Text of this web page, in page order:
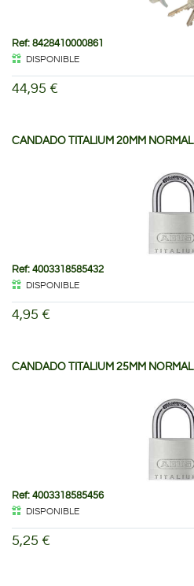
Ref: 8428410000861
DISPONIBLE
44,95 €
CANDADO TITALIUM 20MM NORMAL
Ref: 4003318585432
DISPONIBLE
4,95 €
CANDADO TITALIUM 25MM NORMAL
Ref: 4003318585456
DISPONIBLE
5,25 €